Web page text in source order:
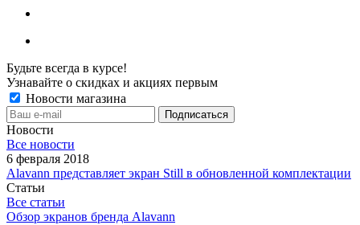
Будьте всегда в курсе!
Узнавайте о скидках и акциях первым
Новости магазина
Новости
Все новости
6 февраля 2018
Alavann представляет экран Still в обновленной комплектации
Статьи
Все статьи
Обзор экранов бренда Alavann